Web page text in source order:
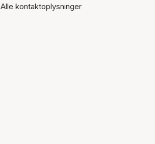
Alle kontaktoplysninger